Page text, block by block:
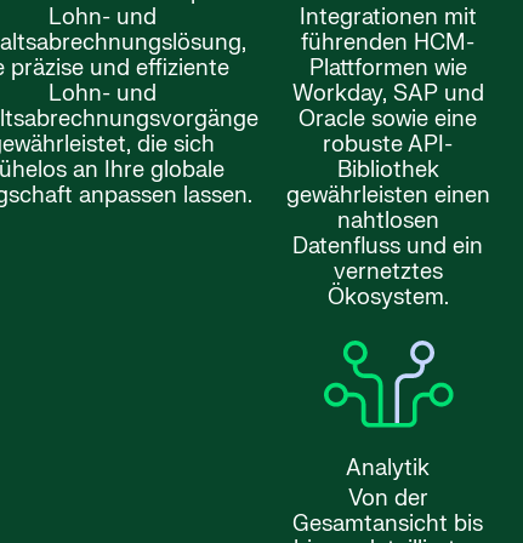
Lohn- und
präzise und effiziente
Lohn- und
die sich
an Ihre globale
anpassen lassen.
Integrationen mit
führenden HCM-
Plattformen wie
Workday, SAP und
Oracle sowie eine
robuste API-
Bibliothek
gewährleisten einen
nahtlosen
Datenfluss und ein
vernetztes
Ökosystem.
Analytik
Von der
Gesamtansicht bis